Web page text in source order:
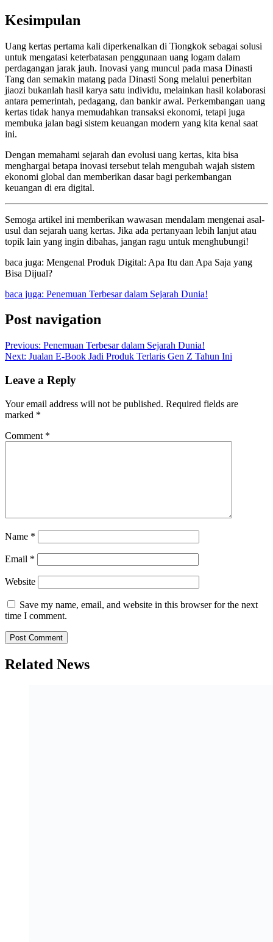
Kesimpulan
Uang kertas pertama kali diperkenalkan di Tiongkok sebagai solusi
untuk mengatasi keterbatasan penggunaan uang logam dalam
perdagangan jarak jauh. Inovasi yang muncul pada masa Dinasti
Tang dan semakin matang pada Dinasti Song melalui penerbitan
jiaozi bukanlah hasil karya satu individu, melainkan hasil kolaborasi
antara pemerintah, pedagang, dan bankir awal. Perkembangan uang
kertas tidak hanya memudahkan transaksi ekonomi, tetapi juga
membuka jalan bagi sistem keuangan modern yang kita kenal saat
ini.
Dengan memahami sejarah dan evolusi uang kertas, kita bisa
menghargai betapa inovasi tersebut telah mengubah wajah sistem
ekonomi global dan memberikan dasar bagi perkembangan
keuangan di era digital.
Semoga artikel ini memberikan wawasan mendalam mengenai asal-
usul dan sejarah uang kertas. Jika ada pertanyaan lebih lanjut atau
topik lain yang ingin dibahas, jangan ragu untuk menghubungi!
baca juga: Mengenal Produk Digital: Apa Itu dan Apa Saja yang
Bisa Dijual?
baca juga: Penemuan Terbesar dalam Sejarah Dunia!
Post navigation
Previous: Penemuan Terbesar dalam Sejarah Dunia!
Next: Jualan E-Book Jadi Produk Terlaris Gen Z Tahun Ini
Leave a Reply
Your email address will not be published. Required fields are
marked *
Comment *
Name *
Email *
Website
Save my name, email, and website in this browser for the next
time I comment.
Related News